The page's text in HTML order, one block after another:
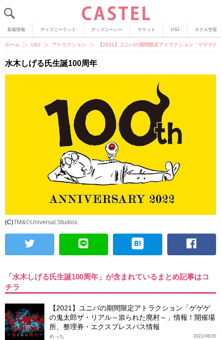
新着情報 ディズニーランド ディズニーシー チケット USJ ホテル空室
ホーム USJ アトラクション 【2021】ユニバの期間限定アトラクション「ゲゲゲ
水木しげる氏生誕100周年
(C)TM&©Universal Studios.
「水木しげる氏生誕100周年」が含まれているまとめ記事はコ
チラ
【2021】ユニバの期間限定アトラクション「ゲゲゲ
の鬼太郎ザ・リアル～祟られた廃村～」情報！開催場
所、整理券・エクスプレスパス情報
2021/08/20
めっち